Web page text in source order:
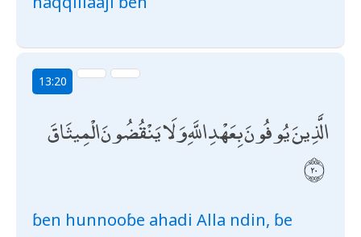
13:20
الَّذِينَ يُوفُونَ بِعَهْدِ اللَّهِ وَلَا يَنْقُضُونَ الْمِيثَاقَ
ɓen hunnooɓe ahadi Alla ndin, ɓe